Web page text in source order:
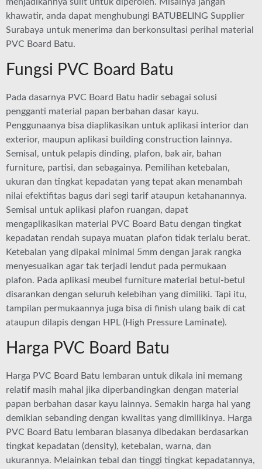
khawatir, anda dapat menghubungi BATUBELING Supplier
Surabaya untuk menerima dan berkonsultasi perihal material
PVC Board Batu.
Fungsi PVC Board Batu
Pada dasarnya PVC Board Batu hadir sebagai solusi
pengganti material papan berbahan dasar kayu.
Penggunaanya bisa diaplikasikan untuk aplikasi interior dan
exterior, maupun aplikasi building construction lainnya.
Semisal, untuk pelapis dinding, plafon, bak air, bahan
furniture, partisi, dan sebagainya. Pemilihan ketebalan,
ukuran dan tingkat kepadatan yang tepat akan menambah
nilai efektifitas bagus dari segi tarif ataupun ketahanannya.
Semisal untuk aplikasi plafon ruangan, dapat
mengaplikasikan material PVC Board Batu dengan tingkat
kepadatan rendah supaya muatan plafon tidak terlalu berat.
Ketebalan yang dipakai minimal 5mm dengan jarak rangka
menyesuaikan agar tak terjadi lendut pada permukaan
plafon. Pada aplikasi meubel furniture material betul-betul
disarankan dengan seluruh kelebihan yang dimiliki. Tapi itu,
tampilan permukaannya juga bisa di finish ulang baik di cat
ataupun dilapis dengan HPL (High Pressure Laminate).
Harga PVC Board Batu
Harga PVC Board Batu lembaran untuk dikala ini memang
relatif masih mahal jika diperbandingkan dengan material
papan berbahan dasar kayu lainnya. Semakin harga hal yang
demikian sebanding dengan kwalitas yang dimilikinya. Harga
PVC Board Batu lembaran biasanya dibedakan berdasarkan
tingkat kepadatan (density), ketebalan, warna, dan
ukurannya. Melainkan tebal dan tinggi tingkat kepadatannya,